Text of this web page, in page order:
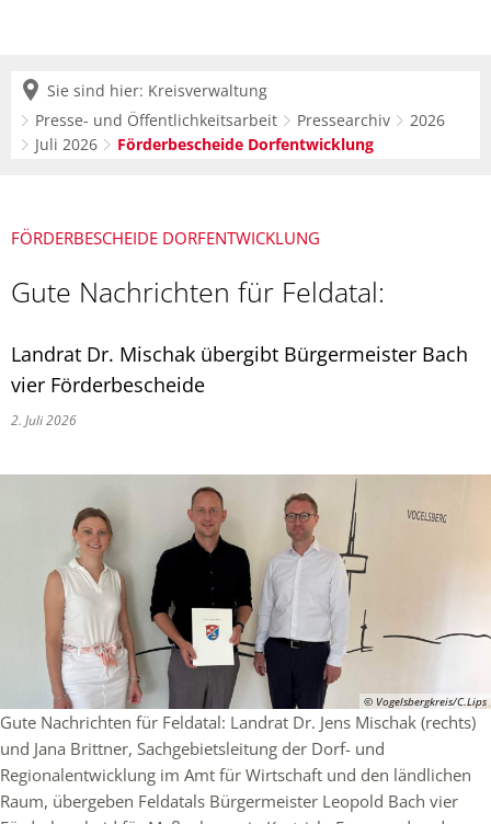
Sie sind hier: Kreisverwaltung
Presse- und Öffentlichkeitsarbeit
Pressearchiv
2026
Juli 2026
Förderbescheide Dorfentwicklung
FÖRDERBESCHEIDE DORFENTWICKLUNG
Gute Nachrichten für Feldatal:
Landrat Dr. Mischak übergibt Bürgermeister Bach
vier Förderbescheide
2. Juli 2026
© Vogelsbergkreis/C.Lips
Gute Nachrichten für Feldatal: Landrat Dr. Jens Mischak (rechts)
und Jana Brittner, Sachgebietsleitung der Dorf- und
Regionalentwicklung im Amt für Wirtschaft und den ländlichen
Raum, übergeben Feldatals Bürgermeister Leopold Bach vier